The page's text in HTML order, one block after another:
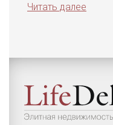
Читать далее